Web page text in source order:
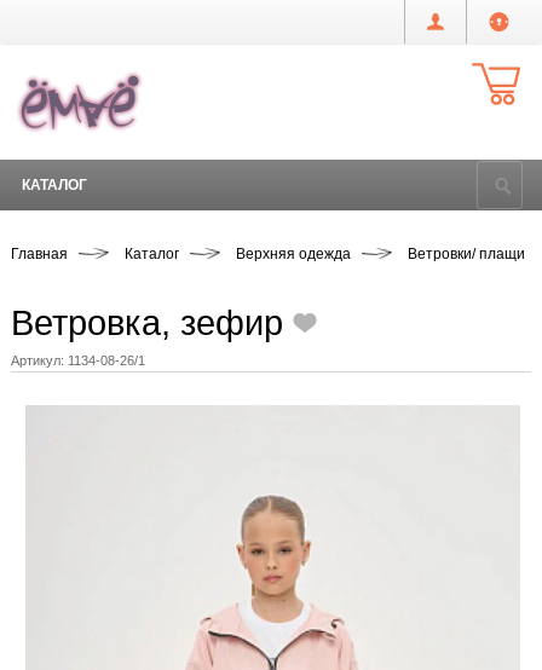
КАТАЛОГ
Главная Каталог Верхняя одежда Ветровки/ плащи
Ветровка, зефир
Артикул: 1134-08-26/1